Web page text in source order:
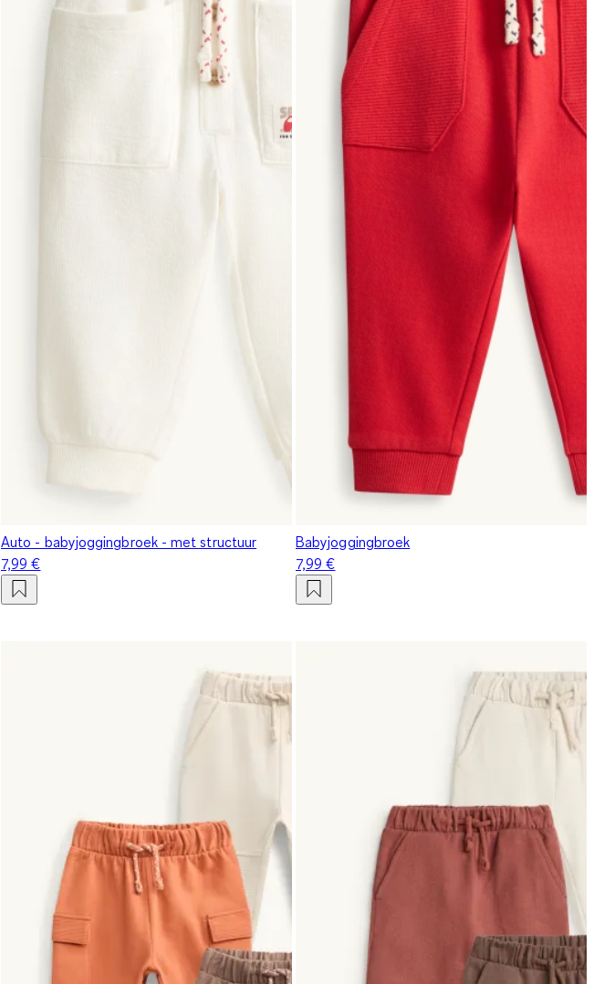
Auto - babyjoggingbroek - met structuur
7,99 €
Babyjoggingbroek
7,99 €